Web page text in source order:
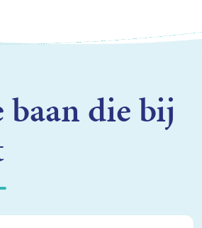
die bij